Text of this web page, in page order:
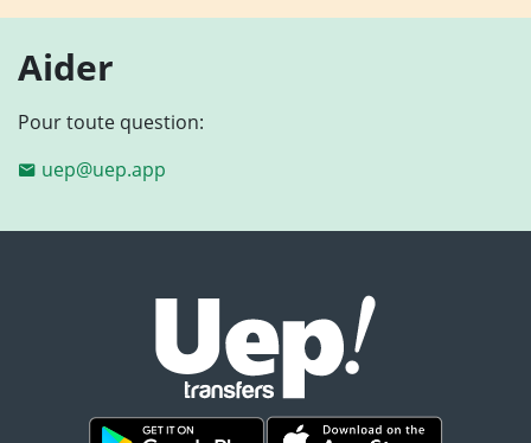
Aider
Pour toute question:
uep@uep.app